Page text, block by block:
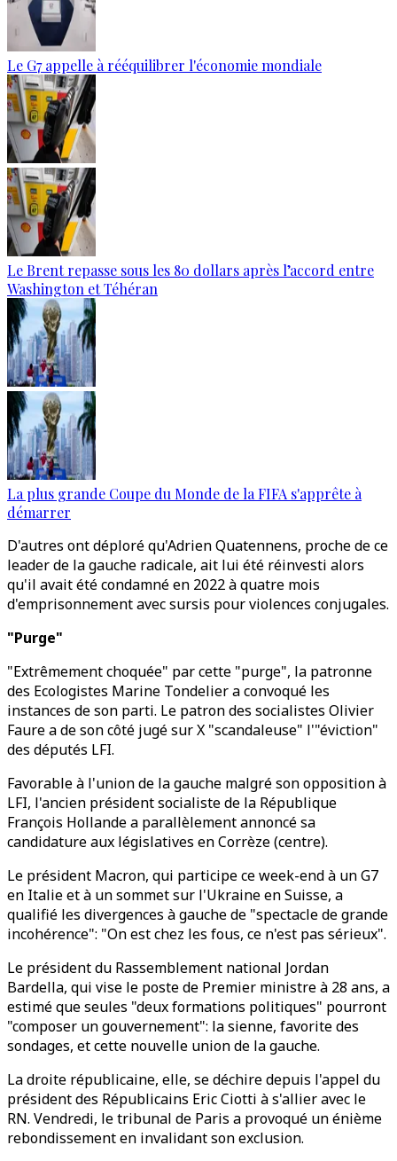
Le G7 appelle à rééquilibrer l'économie mondiale
Le Brent repasse sous les 80 dollars après l’accord entre
Washington et Téhéran
La plus grande Coupe du Monde de la FIFA s'apprête à
démarrer
D'autres ont déploré qu'Adrien Quatennens, proche de ce
leader de la gauche radicale, ait lui été réinvesti alors
qu'il avait été condamné en 2022 à quatre mois
d'emprisonnement avec sursis pour violences conjugales.
"Purge"
"Extrêmement choquée" par cette "purge", la patronne
des Ecologistes Marine Tondelier a convoqué les
instances de son parti. Le patron des socialistes Olivier
Faure a de son côté jugé sur X "scandaleuse" l'"éviction"
des députés LFI.
Favorable à l'union de la gauche malgré son opposition à
LFI, l'ancien président socialiste de la République
François Hollande a parallèlement annoncé sa
candidature aux législatives en Corrèze (centre).
Le président Macron, qui participe ce week-end à un G7
en Italie et à un sommet sur l'Ukraine en Suisse, a
qualifié les divergences à gauche de "spectacle de grande
incohérence": "On est chez les fous, ce n'est pas sérieux".
Le président du Rassemblement national Jordan
Bardella, qui vise le poste de Premier ministre à 28 ans, a
estimé que seules "deux formations politiques" pourront
"composer un gouvernement": la sienne, favorite des
sondages, et cette nouvelle union de la gauche.
La droite républicaine, elle, se déchire depuis l'appel du
président des Républicains Eric Ciotti à s'allier avec le
RN. Vendredi, le tribunal de Paris a provoqué un énième
rebondissement en invalidant son exclusion.